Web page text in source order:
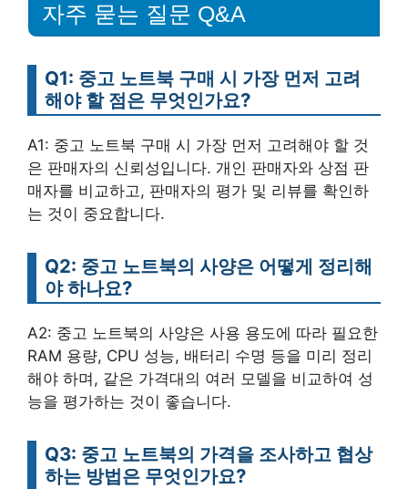
자주 묻는 질문 Q&A
Q1: 중고 노트북 구매 시 가장 먼저 고려
해야 할 점은 무엇인가요?
A1: 중고 노트북 구매 시 가장 먼저 고려해야 할 것
은 판매자의 신뢰성입니다. 개인 판매자와 상점 판
매자를 비교하고, 판매자의 평가 및 리뷰를 확인하
는 것이 중요합니다.
Q2: 중고 노트북의 사양은 어떻게 정리해
야 하나요?
A2: 중고 노트북의 사양은 사용 용도에 따라 필요한
RAM 용량, CPU 성능, 배터리 수명 등을 미리 정리
해야 하며, 같은 가격대의 여러 모델을 비교하여 성
능을 평가하는 것이 좋습니다.
Q3: 중고 노트북의 가격을 조사하고 협상
하는 방법은 무엇인가요?